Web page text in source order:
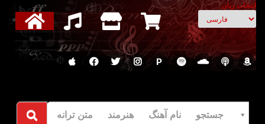
انتخاب زبان
P
جستجو نام آهنگ هنرمند متن ترانه